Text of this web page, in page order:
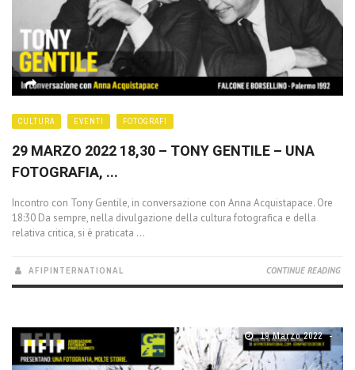
CULTURA EVENTI FOTOGRAFI
29 MARZO 2022 18,30 – TONY GENTILE – UNA
FOTOGRAFIA, ...
Incontro con Tony Gentile, in conversazione con Anna Acquistapace. Ore
18:30 Da sempre, nella divulgazione della cultura fotografica e della
relativa critica, si è praticata ...
AFIPINTERNATIONAL CONTINUE READING
19 Marzo 2022